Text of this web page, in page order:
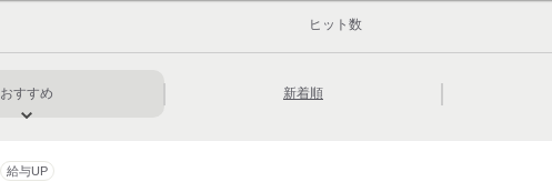
ヒット数
おすすめ 新着順
給与UP